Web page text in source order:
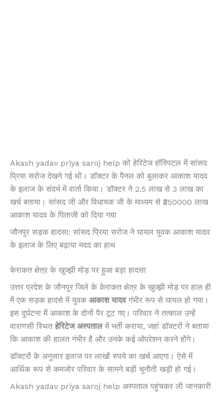
Akash yadav priya saroj help को हेरिटेज हॉस्पिटल में सांसद
प्रिया सरोज देखने गई थी। डॉक्टर के पैनल को बुलाकर आकाश यादव
के इलाज के संदर्भ में वार्ता किया। डॉक्टर ने 2.5 लाख से 3 लाख का
खर्च बताया। सांसद जी और विधायक जी के माध्यम से ₹350000 लाख
आकाश यादव के पिताजी को दिया गया
जौनपुर सड़क हादसा: सांसद प्रिया सरोज ने घायल युवक आकाश यादव
के इलाज के लिए बढ़ाया मदद का हाथ
केराकत क्षेत्र के खुज्झी मोड़ पर हुआ बड़ा हादसा
उत्तर प्रदेश के जौनपुर जिले के केराकत क्षेत्र के खुज्झी मोड़ पर हाल ही
में एक सड़क हादसे में युवक आकाश यादवगंभीर रूप से घायल हो गया।
इस दुर्घटना में आकाश के दोनों पैर टूट गए। परिवार ने तत्काल उन्हें
वाराणसी स्थित हेरिटेज अस्पतालमें भर्ती कराया, जहां डॉक्टरों ने बताया
कि आकाश की हालत गंभीर है और उनके कई ऑपरेशन करने होंगे।
डॉक्टरों के अनुसार इलाज पर लाखों रुपये का खर्च आएगा। ऐसे में
आर्थिक रूप से कमजोर परिवार के सामने बड़ी चुनौती खड़ी हो गई।
Akash yadav priya saroj help अस्पताल पहुंचकर ली जानकारी